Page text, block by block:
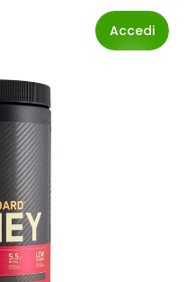
Accedi